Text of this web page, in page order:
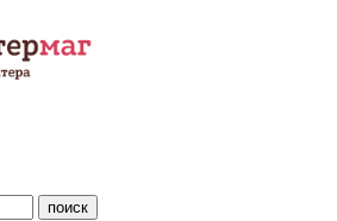
поиск